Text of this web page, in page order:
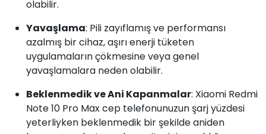
olabilir.
Yavaşlama: Pili zayıflamış ve performansı
azalmış bir cihaz, aşırı enerji tüketen
uygulamaların çökmesine veya genel
yavaşlamalara neden olabilir.
Beklenmedik ve Ani Kapanmalar: Xiaomi Redmi
Note 10 Pro Max cep telefonunuzun şarj yüzdesi
yeterliyken beklenmedik bir şekilde aniden